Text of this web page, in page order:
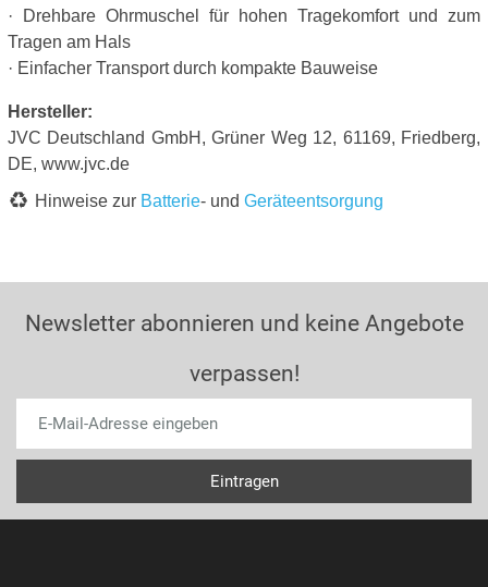
· Drehbare Ohrmuschel für hohen Tragekomfort und zum
Tragen am Hals
· Einfacher Transport durch kompakte Bauweise
Hersteller:
JVC Deutschland GmbH, Grüner Weg 12, 61169, Friedberg,
DE, www.jvc.de
Hinweise zur Batterie- und Geräteentsorgung
Newsletter abonnieren und keine Angebote
verpassen!